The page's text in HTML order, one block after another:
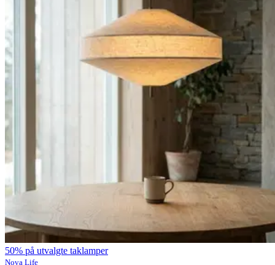
50% på utvalgte taklamper
Nova Life